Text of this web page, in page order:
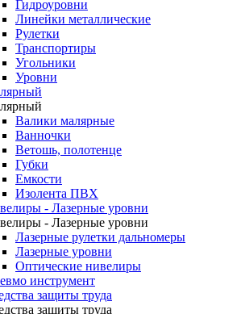
Гидроуровни
Линейки металлические
Рулетки
Транспортиры
Угольники
Уровни
Валики малярные
Ванночки
Ветошь, полотенце
Губки
Емкости
Изолента ПВХ
- Лазерные уровни
- Лазерные уровни
Лазерные рулетки дальномеры
Лазерные уровни
Оптические нивелиры
инструмент
защиты труда
защиты труда